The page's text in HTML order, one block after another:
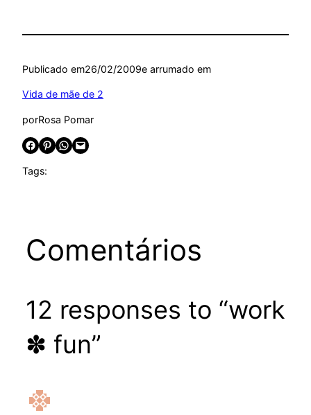
Publicado em26/02/2009e arrumado em
Vida de mãe de 2
porRosa Pomar
Share on Facebook Share on Pinterest Share on WhatsApp Email this Page
Tags:
Comentários
12 responses to “work
✽ fun”